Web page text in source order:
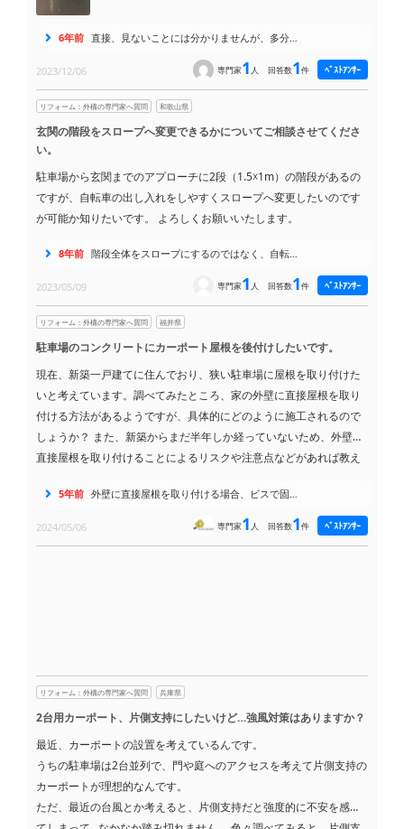
6年前 直接、見ないことには分かりませんが、多分…
2023/12/06 ﾍﾞｽﾄｱﾝｻｰ
回答数1件
専門家1 人
リフォーム：外構の専門家へ質問 和歌山県
玄関の階段をスロープへ変更できるかについてご相談させてくださ
い。
駐車場から玄関までのアプローチに2段（1.5☓1m）の階段があるの
ですが、自転車の出し入れをしやすくスロープへ変更したいのです
が可能か知りたいです。 よろしくお願いいたします。
8年前 階段全体をスロープにするのではなく、自転…
2023/05/09 ﾍﾞｽﾄｱﾝｻｰ
回答数1件
専門家1 人
リフォーム：外構の専門家へ質問 福井県
駐車場のコンクリートにカーポート屋根を後付けしたいです。
現在、新築一戸建てに住んでおり、狭い駐車場に屋根を取り付けた
いと考えています。調べてみたところ、家の外壁に直接屋根を取り
付ける方法があるようですが、具体的にどのように施工されるので
しょうか？ また、新築からまだ半年しか経っていないため、外壁に
直接屋根を取り付けることによるリスクや注意点などがあれば教え
能性など、どのような点に注意すべきでしょうか？専門家の立場か
ら、詳しく教えていただけると幸いです。
5年前 外壁に直接屋根を取り付ける場合、ビスで固…
2024/05/06 ﾍﾞｽﾄｱﾝｻｰ
回答数1件
専門家1 人
リフォーム：外構の専門家へ質問 兵庫県
2台用カーポート、片側支持にしたいけど…強風対策はありますか？
最近、カーポートの設置を考えているんです。
うちの駐車場は2台並列で、門や庭へのアクセスを考えて片側支持の
カーポートが理想的なんです。
ただ、最近の台風とか考えると、片側支持だと強度的に不安を感じ